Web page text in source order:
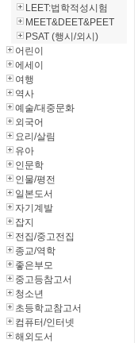
LEET:법학적성시험
MEET&DEET&PEET
PSAT (행시/외시)
어린이
에세이
여행
역사
예술/대중문화
외국어
요리/살림
유아
인문학
인물/평전
일본도서
자기계발
잡지
전집/중고전집
종교/역학
좋은부모
중고등참고서
청소년
초등학교참고서
컴퓨터/인터넷
해외도서